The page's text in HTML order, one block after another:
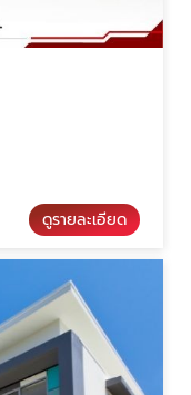
ดูรายละเอียด